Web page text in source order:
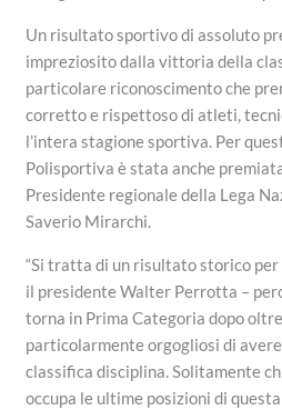
Un risultato sportivo di assoluto
impreziosito dalla vittoria della
particolare riconoscimento che
corretto e rispettoso di atleti,
l’intera stagione sportiva. Per
Polisportiva è stata anche
Presidente regionale della Lega
Saverio Mirarchi.
“Si tratta di un risultato storico
il presidente Walter Perrotta –
torna in Prima Categoria dopo
particolarmente orgogliosi di
classifica disciplina. Solitamente
occupa le ultime posizioni di